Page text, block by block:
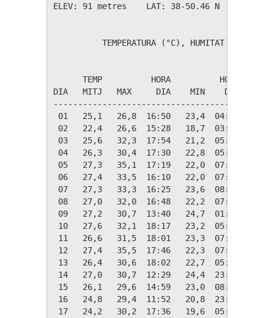
ELEV: 91 metres    LAT: 38-50.46 N    LONG:
TEMPERATURA (°C), HUMITAT (%),
TEMP          HORA          HORA
DIA   MITJ   MAX     DIA    MIN    DIA   HUM
01   25,1   26,8  16:50   23,4  04:29
02   22,4   26,6  15:28   18,7  03:25
03   25,6   32,3  17:54   21,2  05:18
04   26,3   30,4  17:30   22,8  05:19
05   27,3   35,1  17:19   22,0  07:21
06   27,4   33,5  16:10   22,0  07:52
07   27,3   33,3  16:25   23,6  08:25
08   27,0   32,0  16:48   22,2  07:07
09   27,2   30,7  13:40   24,7  01:15
10   27,6   32,1  18:17   23,2  05:22
11   26,6   31,5  18:01   23,3  07:32
12   27,4   35,5  17:46   22,3  07:42
13   26,4   30,6  18:02   22,7  05:55
14   27,0   30,7  12:29   24,4  23:32
15   26,1   29,6  14:59   23,0  08:36
16   24,8   29,4  11:52   20,8  23:50
17   24,2   30,2  17:36   19,6  05:39